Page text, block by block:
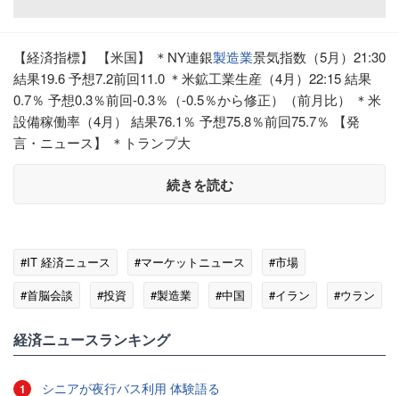
【経済指標】 【米国】 ＊NY連銀製造業景気指数（5月）21:30
結果19.6 予想7.2前回11.0 ＊米鉱工業生産（4月）22:15 結果
0.7％ 予想0.3％前回-0.3％（-0.5％から修正）（前月比） ＊米
設備稼働率（4月） 結果76.1％ 予想75.8％前回75.7％ 【発
言・ニュース】 ＊トランプ大
続きを読む
#IT 経済ニュース #マーケットニュース
#市場
#首脳会談
#投資 #製造業 #中国 #イラン #ウラン
経済ニュースランキング
1 シニアが夜行バス利用 体験語る